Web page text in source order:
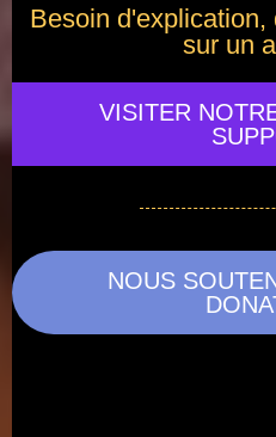
Besoin
sur un
VISITER
NOUS